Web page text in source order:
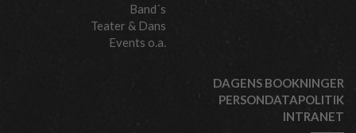
Band´s
Teater & Dans
Events o.a.
DAGENS BOOKNINGER
PERSONDATAPOLITIK
INTRANET